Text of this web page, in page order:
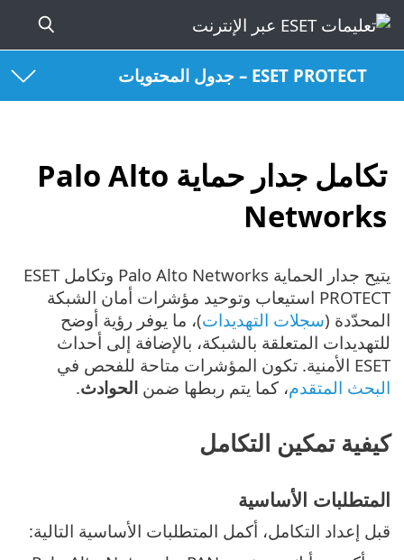
ESET PROTECT – جدول المحتويات
تكامل جدار حماية Palo Alto
Networks
يتيح جدار الحماية Palo Alto Networks وتكامل ESET
PROTECT استيعاب وتوحيد مؤشرات أمان الشبكة
المحدّدة (سجلات التهديدات)، ما يوفر رؤية أوضح
للتهديدات المتعلقة بالشبكة، بالإضافة إلى أحداث
ESET الأمنية. تكون المؤشرات متاحة للفحص في
البحث المتقدم، كما يتم ربطها ضمن الحوادث.
كيفية تمكين التكامل
المتطلبات الأساسية
قبل إعداد التكامل، أكمل المتطلبات الأساسية التالية: